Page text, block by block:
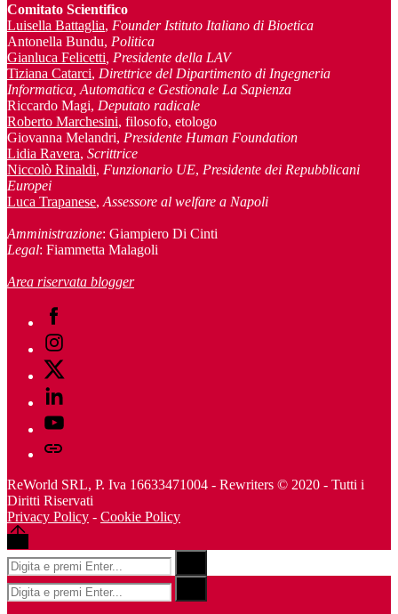
Comitato Scientifico
Luisella Battaglia, Founder Istituto Italiano di Bioetica
Antonella Bundu, Politica
Gianluca Felicetti , Presidente della LAV
Tiziana Catarci, Direttrice del Dipartimento di Ingegneria
Informatica, Automatica e Gestionale La Sapienza
Riccardo Magi, Deputato radicale
Roberto Marchesini, filosofo, etologo
Giovanna Melandri, Presidente Human Foundation
Lidia Ravera, Scrittrice
Niccolò Rinaldi, Funzionario UE, Presidente dei Repubblicani
Europei
Luca Trapanese, Assessore al welfare a Napoli
Amministrazione: Giampiero Di Cinti
Legal: Fiammetta Malagoli
Area riservata blogger
Facebook
Instagram
Twitter
Linkedin
Youtube
Telegram
ReWorld SRL, P. Iva 16633471004 - Rewriters © 2020 - Tutti i
Diritti Riservati
Privacy Policy - Cookie Policy
Back
to
top
Risultati
per:
Risultati
per: